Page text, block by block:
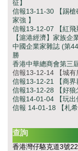
征】
信報13-11-30 【踢槍
家強 】
信報13-12-07 【紅飛
【滬港經濟】家族企
中國企業家雜誌 (第
勝
香港中華總商會第三
信報13-12-14 【城有
信報13-12-21 【商界
信報13-12-28 【好狼
信報14-01-04 【玩出
信報 14-01-18 【札希
查詢
香港灣仔駱克道3號